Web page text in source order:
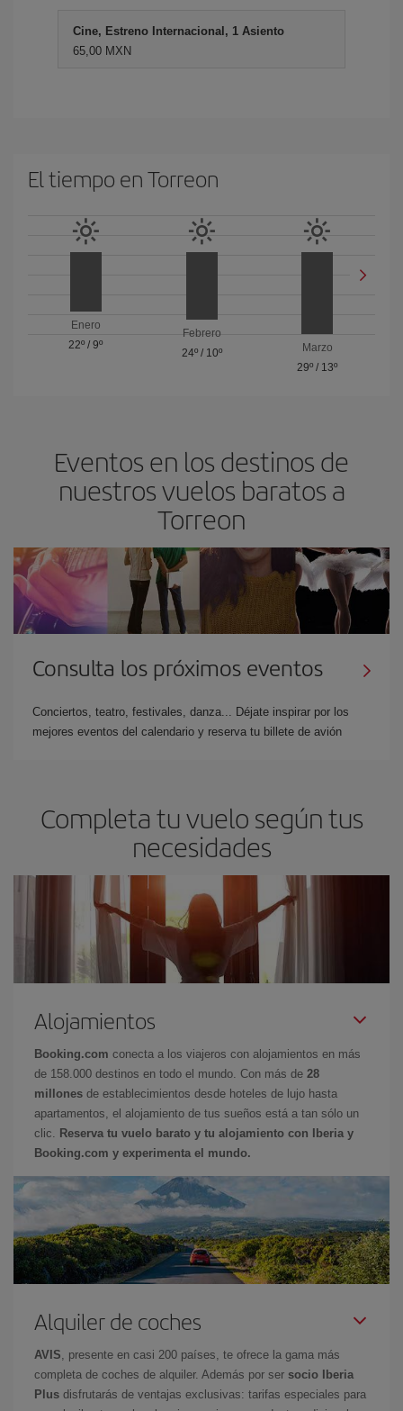
Cine, Estreno Internacional, 1 Asiento
65,00 MXN
El tiempo en Torreon
Enero
22º /9º
Febrero
24º/ 10º
Marzo
29º / 13º
Eventos en los destinos de
nuestros vuelos baratos a
Torreon
Consulta los próximos eventos
Conciertos, teatro, festivales, danza... Déjate inspirar por los
mejores eventos del calendario y reserva tu billete de avión
Completa tu vuelo según tus
necesidades
Alojamientos
Booking.com conecta a los viajeros con alojamientos en más
de 158.000 destinos en todo el mundo. Con más de 28
millones de establecimientos desde hoteles de lujo hasta
apartamentos, el alojamiento de tus sueños está a tan sólo un
clic.
Reserva tu vuelo barato y tu alojamiento con Iberia y
Booking.com y experimenta el mundo.
Alquiler de coches
AVIS , presente en casi 200 países, te ofrece la gama más
completa de coches de alquiler. Además por ser socio Iberia
Plus disfrutarás de ventajas exclusivas: tarifas especiales para